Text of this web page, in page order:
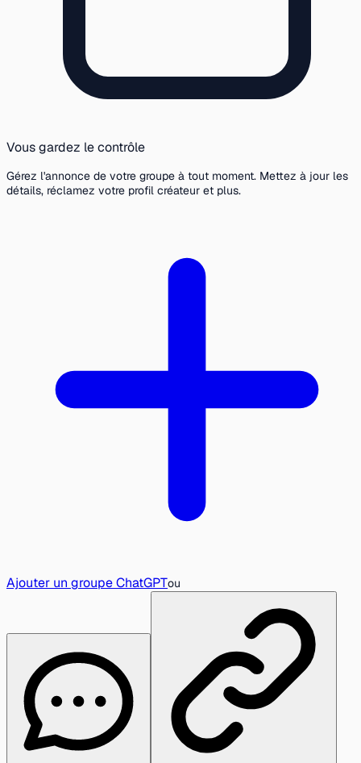
Vous gardez le contrôle
Gérez l'annonce de votre groupe à tout moment. Mettez à jour les
détails, réclamez votre profil créateur et plus.
Ajouter un groupe ChatGPTou